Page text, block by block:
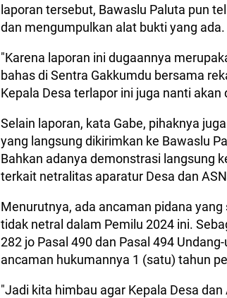
laporan tersebut, Bawaslu Paluta pun
dan mengumpulkan alat bukti yang ada.
"Karena laporan ini dugaannya
bahas di Sentra Gakkumdu bersama
Kepala Desa terlapor ini juga nanti
Selain laporan, kata Gabe, pihaknya
yang langsung dikirimkan ke Bawaslu
Bahkan adanya demonstrasi langsung
terkait netralitas aparatur Desa dan
Menurutnya, ada ancaman pidana
tidak netral dalam Pemilu 2024 ini.
282 jo Pasal 490 dan Pasal 494
ancaman hukumannya 1 (satu) tahun
"Jadi kita himbau agar Kepala Desa